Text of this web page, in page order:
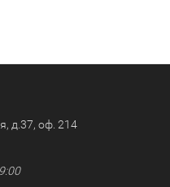
д.37, оф. 214